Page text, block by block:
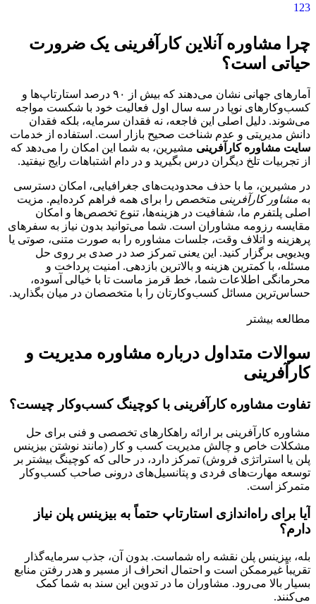
1 23
چرا مشاوره آنلاین کارآفرینی یک ضرورت
حیاتی است؟
آمارهای جهانی نشان می‌دهند که بیش از ۹۰ درصد استارتاپ‌ها و
کسب‌وکارهای نوپا در سه سال اول فعالیت خود با شکست مواجه
می‌شوند. دلیل اصلی این فاجعه، نه فقدان سرمایه، بلکه فقدان
دانش مدیریتی و عدم شناخت صحیح بازار است. استفاده از خدمات
سایت مشاوره کارآفرینی مشیرین، به شما این امکان را می‌دهد که
از تجربیات تلخ دیگران درس بگیرید و در دام اشتباهات رایج نیفتید.
در مشیرین، ما با حذف محدودیت‌های جغرافیایی، امکان دسترسی
به مشاور کارآفرینی متخصص را برای همه فراهم کرده‌ایم. مزیت
اصلی پلتفرم ما، شفافیت در هزینه‌ها، تنوع تخصص‌ها و امکان
مقایسه رزومه مشاوران است. شما می‌توانید بدون نیاز به سفرهای
پرهزینه و اتلاف وقت، جلسات مشاوره را به صورت متنی، صوتی یا
ویدیویی برگزار کنید. این یعنی تمرکز صد در صدی بر روی حل
مسئله، با کمترین هزینه و بالاترین بازدهی. امنیت پرداخت و
محرمانگی اطلاعات شما، خط قرمز ماست تا با خیالی آسوده،
حساس‌ترین مسائل کسب‌وکارتان را با متخصصان در میان بگذارید.
مطالعه بیشتر
سوالات متداول درباره مشاوره مدیریت و
کارآفرینی
تفاوت مشاوره کارآفرینی با کوچینگ کسب‌وکار چیست؟
مشاوره کارآفرینی بر ارائه راهکارهای تخصصی و فنی برای حل
مشکلات خاص و چالش مدیریت کسب و کار (مانند نوشتن بیزینس
پلن یا استراتژی فروش) تمرکز دارد، در حالی که کوچینگ بیشتر بر
توسعه مهارت‌های فردی و پتانسیل‌های درونی صاحب کسب‌وکار
متمرکز است.
آیا برای راه‌اندازی استارتاپ حتماً به بیزینس پلن نیاز
دارم؟
بله، بیزینس پلن نقشه راه شماست. بدون آن، جذب سرمایه‌گذار
تقریباً غیرممکن است و احتمال انحراف از مسیر و هدر رفتن منابع
بسیار بالا می‌رود. مشاوران ما در تدوین این سند به شما کمک
می‌کنند.